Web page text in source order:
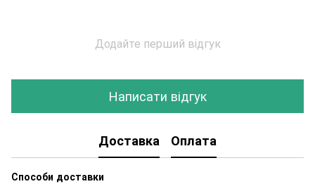
Додайте перший відгук
Написати відгук
Доставка Оплата
Способи доставки